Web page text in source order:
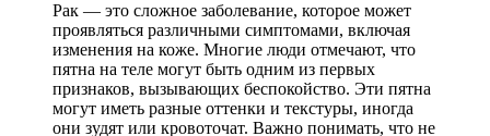
Рак — это сложное заболевание, которое может
проявляться различными симптомами, включая
изменения на коже. Многие люди отмечают, что
пятна на теле могут быть одним из первых
признаков, вызывающих беспокойство. Эти пятна
могут иметь разные оттенки и текстуры, иногда
они зудят или кровоточат. Важно понимать, что не